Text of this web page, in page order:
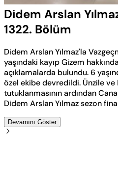
Didem Arslan
1322. Bölüm
Didem Arslan Yılmaz'la
yaşındaki kayıp Gizem
açıklamalarda bulundu. 6
özel ekibe devredildi. Ünzile ve
tutuklanmasının ardından
Didem Arslan Yılmaz sezon
Devamını Göster